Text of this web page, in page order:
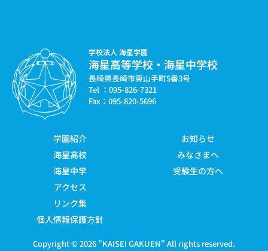
学校法人 海星学園
海星高等学校・海星中学校
長崎県長崎市東山手町5番3号
Tel ：095-826-7321
Fax：095-820-5696
学園紹介
海星高校
海星中学
アクセス
リンク集
個人情報保護方針
お知らせ
みなさまへ
受験生の方へ
Copyright © 2026 "KAISEI GAKUEN" All rights reserved.